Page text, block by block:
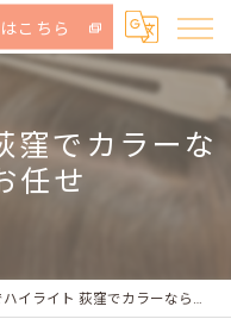
こちら
窪でカラーな
任せ
ライト 荻窪でカラーならtricoにお任せ